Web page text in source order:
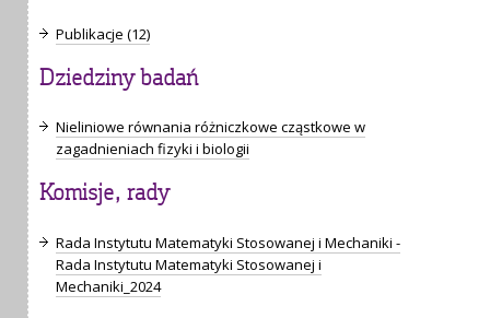
Publikacje (12)
Dziedziny badań
Nieliniowe równania różniczkowe cząstkowe w
zagadnieniach fizyki i biologii
Komisje, rady
Rada Instytutu Matematyki Stosowanej i Mechaniki -
Rada Instytutu Matematyki Stosowanej i
Mechaniki_2024